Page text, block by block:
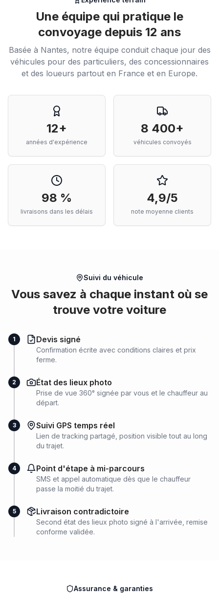
Une équipe qui pratique le
convoyage depuis 12 ans
Basée à Nantes, notre équipe conduit chaque jour des
véhicules pour des particuliers, des concessionnaires
et des loueurs partout en France et en Europe.
12+
années d'expérience
8 400+
véhicules convoyés
98 %
livraisons dans les délais
4,9/5
note moyenne clients
Suivi du véhicule
Vous savez à chaque instant où se
trouve votre voiture
1 Devis signé
Confirmation écrite avec conditions claires et prix
ferme.
2 État des lieux photo
Prise de vue 360° signée par vous et le chauffeur au
départ.
3 Suivi GPS temps réel
Lien de tracking partagé, position visible tout au long
du trajet.
4 Point d'étape à mi-parcours
SMS et appel automatique dès que le chauffeur
passe la moitié du trajet.
5 Livraison contradictoire
Second état des lieux photo signé à l'arrivée, remise
conforme validée.
Assurance & garanties